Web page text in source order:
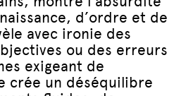
d’ordre et de
avec ironie des
ou des erreurs
exigeant de
crée un déséquilibre